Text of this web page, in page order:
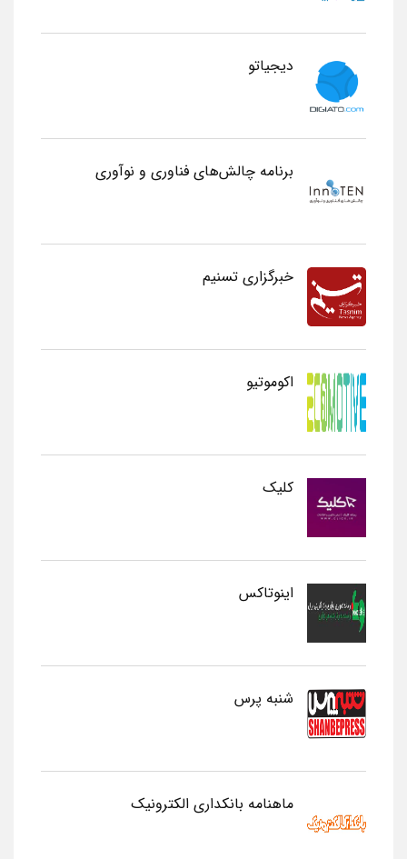
دیجیاتو
برنامه چالش‌های فناوری و نوآوری
خبرگزاری تسنیم
اکوموتیو
کلیک
اینوتاکس
شنبه پرس
ماهنامه بانکداری الکترونیک